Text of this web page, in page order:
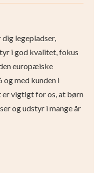
dig legepladser,
i god kvalitet, fokus
europæiske
med kunden i
vigtigt for os, at børn
og udstyr i mange år